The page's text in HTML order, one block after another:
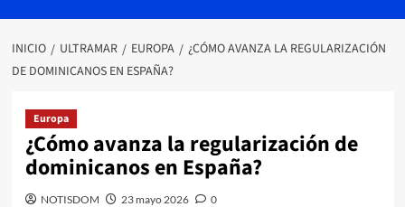
INICIO ULTRAMAR EUROPA
¿CÓMO AVANZA LA REGULARIZACIÓN
DE DOMINICANOS EN ESPAÑA?
Europa
¿Cómo avanza la regularización de
dominicanos en España?
NOTISDOM 23 mayo 2026 0